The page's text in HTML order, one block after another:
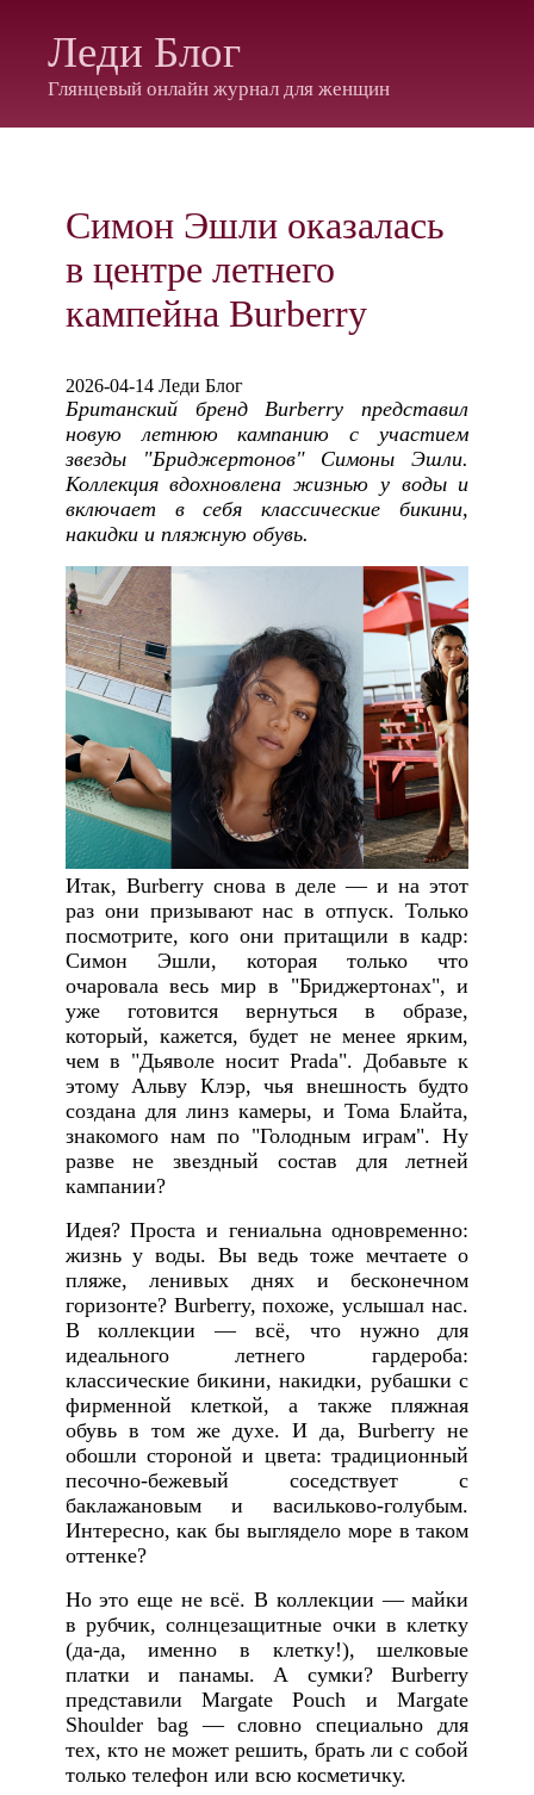
Леди Блог
Глянцевый онлайн журнал для женщин
Симон Эшли оказалась
в центре летнего
кампейна Burberry
2026-04-14 Леди Блог
Британский бренд Burberry представил
новую летнюю кампанию с участием
звезды "Бриджертонов" Симоны Эшли.
Коллекция вдохновлена жизнью у воды и
включает в себя классические бикини,
накидки и пляжную обувь.
Итак, Burberry снова в деле — и на этот
раз они призывают нас в отпуск. Только
посмотрите, кого они притащили в кадр:
Симон Эшли, которая только что
очаровала весь мир в "Бриджертонах", и
уже готовится вернуться в образе,
который, кажется, будет не менее ярким,
чем в "Дьяволе носит Prada". Добавьте к
этому Альву Клэр, чья внешность будто
создана для линз камеры, и Тома Блайта,
знакомого нам по "Голодным играм". Ну
разве не звездный состав для летней
кампании?
Идея? Проста и гениальна одновременно:
жизнь у воды. Вы ведь тоже мечтаете о
пляже, ленивых днях и бесконечном
горизонте? Burberry, похоже, услышал нас.
В коллекции — всё, что нужно для
идеального летнего гардероба:
классические бикини, накидки, рубашки с
фирменной клеткой, а также пляжная
обувь в том же духе. И да, Burberry не
обошли стороной и цвета: традиционный
песочно-бежевый соседствует с
баклажановым и васильково-голубым.
Интересно, как бы выглядело море в таком
оттенке?
Но это еще не всё. В коллекции — майки
в рубчик, солнцезащитные очки в клетку
(да-да, именно в клетку!), шелковые
платки и панамы. А сумки? Burberry
представили Margate Pouch и Margate
Shoulder bag — словно специально для
тех, кто не может решить, брать ли с собой
только телефон или всю косметичку.